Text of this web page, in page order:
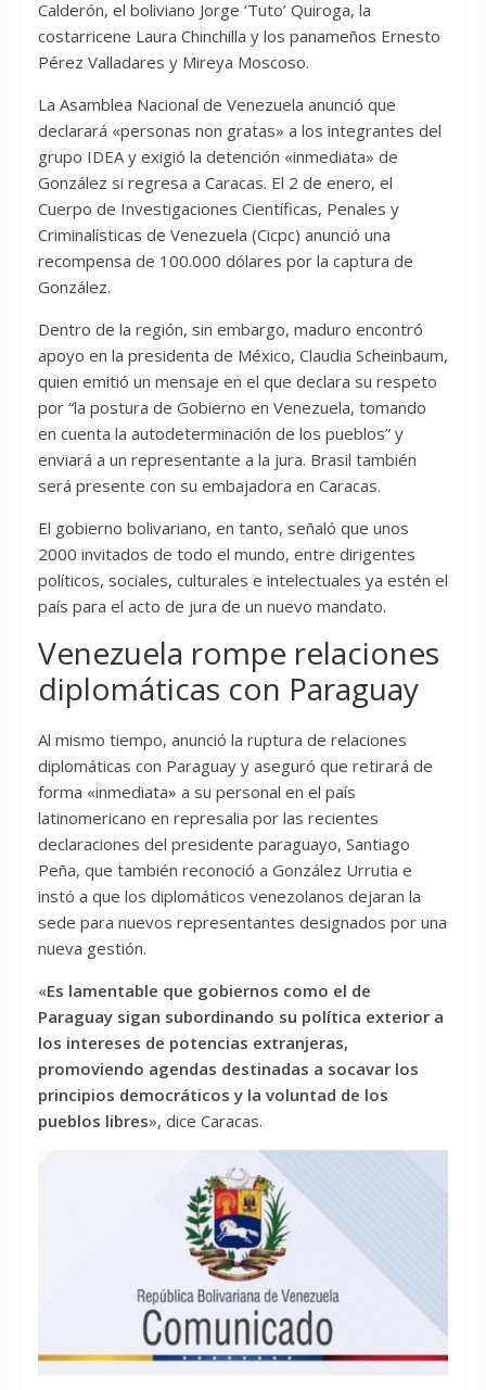
Calderón, el boliviano Jorge ‘Tuto’ Quiroga, la
costarricene Laura Chinchilla y los panameños Ernesto
Pérez Valladares y Mireya Moscoso.
La Asamblea Nacional de Venezuela anunció que
declarará «personas non gratas» a los integrantes del
grupo IDEA y exigió la detención «inmediata» de
González si regresa a Caracas. El 2 de enero, el
Cuerpo de Investigaciones Científicas, Penales y
Criminalísticas de Venezuela (Cicpc) anunció una
recompensa de 100.000 dólares por la captura de
González.
Dentro de la región, sin embargo, maduro encontró
apoyo en la presidenta de México, Claudia Scheinbaum,
quien emitió un mensaje en el que declara su respeto
por “la postura de Gobierno en Venezuela, tomando
en cuenta la autodeterminación de los pueblos” y
enviará a un representante a la jura. Brasil también
será presente con su embajadora en Caracas.
El gobierno bolivariano, en tanto, señaló que unos
2000 invitados de todo el mundo, entre dirigentes
políticos, sociales, culturales e intelectuales ya estén el
país para el acto de jura de un nuevo mandato.
Venezuela rompe relaciones
diplomáticas con Paraguay
Al mismo tiempo, anunció la ruptura de relaciones
diplomáticas con Paraguay y aseguró que retirará de
forma «inmediata» a su personal en el país
latinomericano en represalia por las recientes
declaraciones del presidente paraguayo, Santiago
Peña, que también reconoció a González Urrutia e
instó a que los diplomáticos venezolanos dejaran la
sede para nuevos representantes designados por una
nueva gestión.
«Es lamentable que gobiernos como el de
Paraguay sigan subordinando su política exterior a
los intereses de potencias extranjeras,
promoviendo agendas destinadas a socavar los
principios democráticos y la voluntad de los
pueblos libres», dice Caracas.